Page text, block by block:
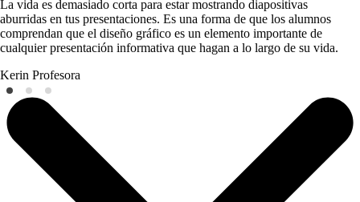
La vida es demasiado corta para estar mostrando diapositivas
aburridas en tus presentaciones. Es una forma de que los alumnos
comprendan que el diseño gráfico es un elemento importante de
cualquier presentación informativa que hagan a lo largo de su vida.
Kerin Profesora